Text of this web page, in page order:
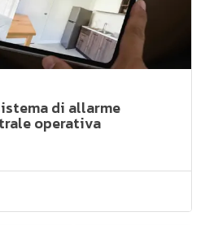
di allarme
operativa